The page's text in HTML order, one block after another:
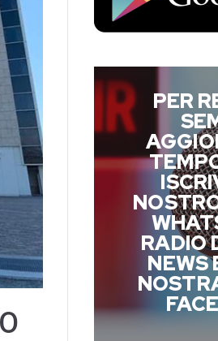
PER
RADIO
NEWS